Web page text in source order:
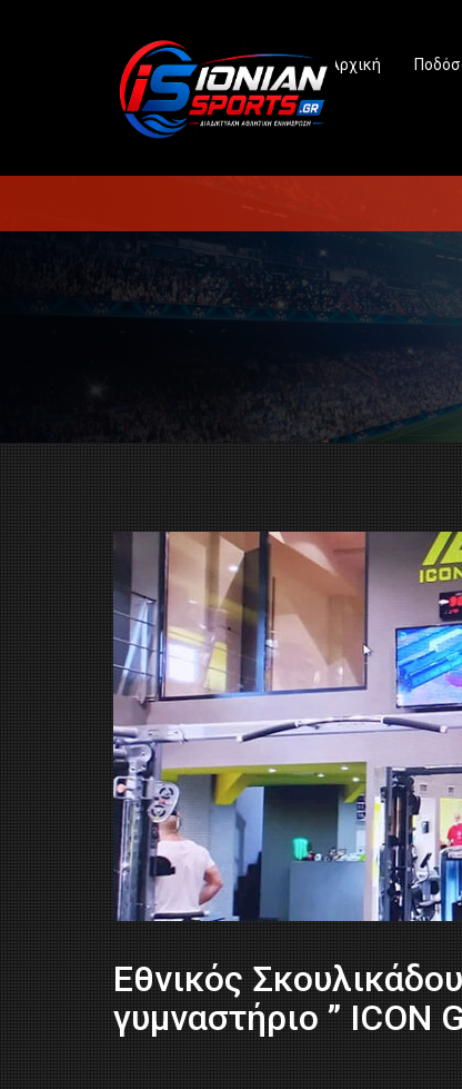
Αρχική
Εθνικός
γυμναστήριο ” ICON